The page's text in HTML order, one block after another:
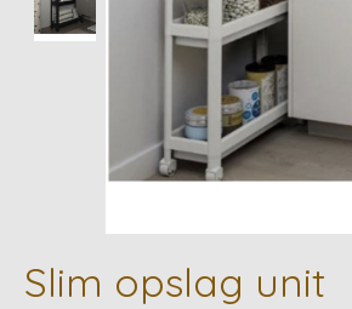
Slim opslag unit